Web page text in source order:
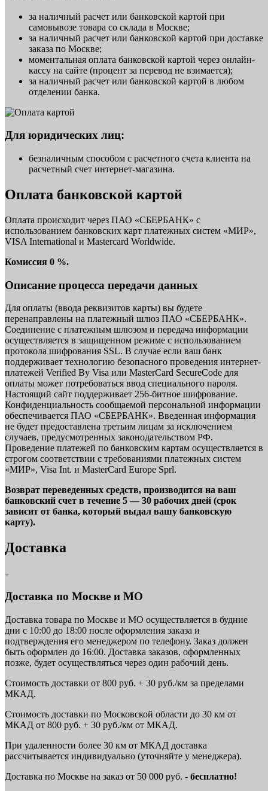
за наличный расчет или банковской картой при
самовывозе товара со склада в Москве;
за наличный расчет или банковской картой при доставке
заказа по Москве;
моментальная оплата банковской картой через онлайн-
кассу на сайте (процент за перевод не взимается);
за наличный расчет или банковской картой в любом
отделении банка.
Для юридических лиц:
безналичным способом с расчетного счета клиента на
расчетный счет интернет-магазина.
Оплата банковской картой
Оплата происходит через ПАО «СБЕРБАНК» с
использованием банковских карт платежных систем «МИР»,
VISA International и Mastercard Worldwide.
Комиссия 0 %.
Описание процесса передачи данных
Для оплаты (ввода реквизитов карты) вы будете
перенаправлены на платежный шлюз ПАО «СБЕРБАНК».
Соединение с платежным шлюзом и передача информации
осуществляется в защищенном режиме с использованием
протокола шифрования SSL. В случае если ваш банк
поддерживает технологию безопасного проведения интернет-
платежей Verified By Visa или MasterCard SecureCode для
оплаты может потребоваться ввод специального пароля.
Настоящий сайт поддерживает 256-битное шифрование.
Конфиденциальность сообщаемой персональной информации
обеспечивается ПАО «СБЕРБАНК». Введенная информация
не будет предоставлена третьим лицам за исключением
случаев, предусмотренных законодательством РФ.
Проведение платежей по банковским картам осуществляется в
строгом соответствии с требованиями платежных систем
«МИР», Visa Int. и MasterCard Europe Sprl.
Возврат переведенных средств, производится на ваш
банковский счет в течение 5 — 30 рабочих дней (срок
зависит от банка, который выдал вашу банковскую
карту).
Доставка
Доставка по Москве и МО
Доставка товара по Москве и МО осуществляется в будние
дни с 10:00 до 18:00 после оформления заказа и
подтверждения его менеджером по телефону. Заказ должен
быть оформлен до 16:00. Доставка заказов, оформленных
позже, будет осуществляться через один рабочий день.
Стоимость доставки от 800 руб. + 30 руб./км за пределами
МКАД.
Стоимость доставки по Московской области до 30 км от
МКАД от 800 руб. + 30 руб./км от МКАД.
При удаленности более 30 км от МКАД доставка
рассчитывается индивидуально (уточняйте у менеджера).
Доставка по Москве на заказ от 50 000 руб. - бесплатно!